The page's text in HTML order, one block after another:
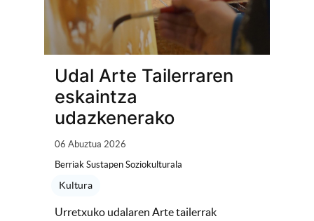
Udal Arte Tailerraren
eskaintza
udazkenerako
06 Abuztua 2026
Berriak Sustapen Soziokulturala
Kultura
Urretxuko udalaren Arte tailerrak